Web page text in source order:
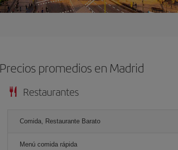
Precios promedios en Madrid
Restaurantes
Comida, Restaurante Barato
Menú comida rápida